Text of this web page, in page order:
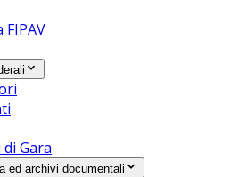
FIPAV
Gara
ed archivi documentali